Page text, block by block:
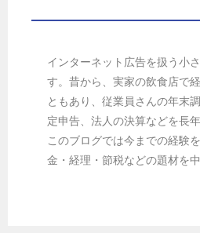
インターネット広告を扱う小
す。昔から、実家の飲食店で
ともあり、従業員さんの年末
定申告、法人の決算などを長
このブログでは今までの経験
金・経理・節税などの題材を